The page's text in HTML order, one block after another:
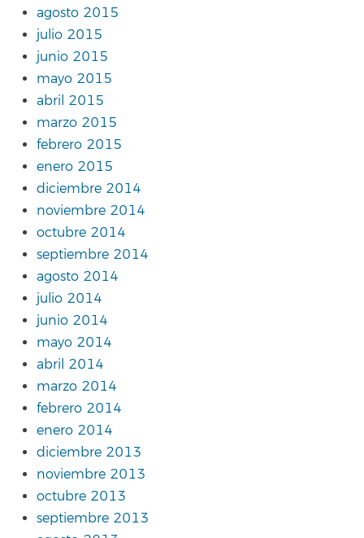
agosto 2015
julio 2015
junio 2015
mayo 2015
abril 2015
marzo 2015
febrero 2015
enero 2015
diciembre 2014
noviembre 2014
octubre 2014
septiembre 2014
agosto 2014
julio 2014
junio 2014
mayo 2014
abril 2014
marzo 2014
febrero 2014
enero 2014
diciembre 2013
noviembre 2013
octubre 2013
septiembre 2013